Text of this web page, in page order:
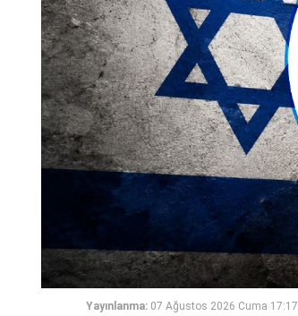
Yayınlanma: 07 Ağustos 2026 Cuma 17:17